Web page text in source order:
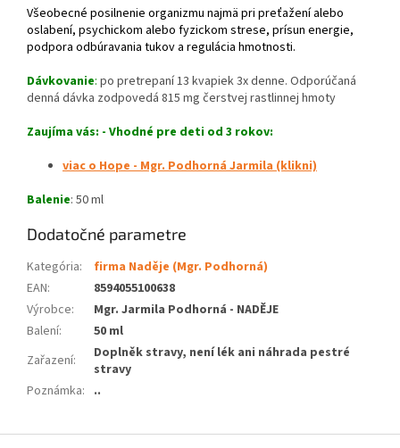
Všeobecné posilnenie organizmu najmä pri preťažení alebo
oslabení, psychickom alebo fyzickom strese, prísun energie,
podpora odbúravania tukov a regulácia hmotnosti.
Dávkovanie: po pretrepaní 13 kvapiek 3x denne. Odporúčaná
denná dávka zodpovedá 815 mg čerstvej rastlinnej hmoty
Zaujíma vás: - Vhodné pre deti od 3 rokov:
viac o Hope - Mgr. Podhorná Jarmila (klikni)
Balenie: 50 ml
Dodatočné parametre
Kategória:
firma Naděje (Mgr. Podhorná)
EAN:
8594055100638
Výrobce:
Mgr. Jarmila Podhorná - NADĚJE
Balení:
50 ml
Zařazení:
Doplněk stravy, není lék ani náhrada pestré
stravy
Poznámka: ..